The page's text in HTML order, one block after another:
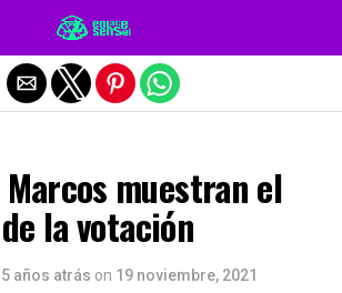
muestran el
la votación
5 años atrás on 19 noviembre, 2021
Salir de la versión móvil